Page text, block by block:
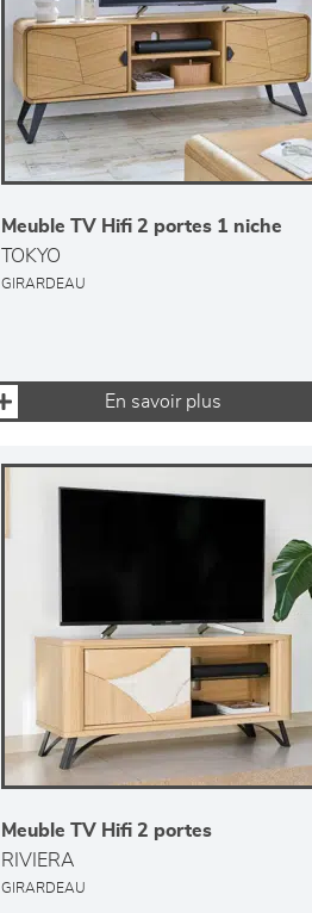
Meuble TV Hifi 2 portes 1 niche
TOKYO
GIRARDEAU
En savoir plus
Meuble TV Hifi 2 portes
RIVIERA
GIRARDEAU